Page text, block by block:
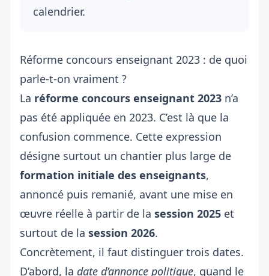
calendrier.
Réforme concours enseignant 2023 : de quoi
parle-t-on vraiment ?
La réforme concours enseignant 2023 n’a
pas été appliquée en 2023. C’est là que la
confusion commence. Cette expression
désigne surtout un chantier plus large de
formation initiale des enseignants,
annoncé puis remanié, avant une mise en
œuvre réelle à partir de la session 2025 et
surtout de la session 2026.
Concrètement, il faut distinguer trois dates.
D’abord, la date d’annonce politique, quand le